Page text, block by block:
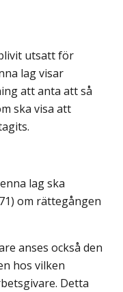
utsatt för
lag visar
att anta att så
ska visa att
lag ska
om rättegången
anses också den
hos vilken
Detta